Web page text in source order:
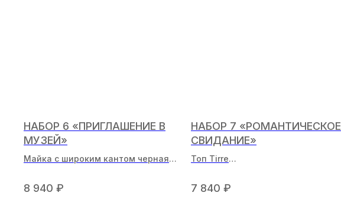
НАБОР 6 «ПРИГЛАШЕНИЕ В
МУЗЕЙ»
Майка с широким кантом черная
8 940 ₽
НАБОР 7 «РОМАНТИЧЕСКОЕ
СВИДАНИЕ»
Топ Tirre
7 840 ₽